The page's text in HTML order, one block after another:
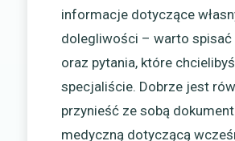
informacje dotyczące
dolegliwości – warto spisać
oraz pytania, które
specjaliście. Dobrze jest
przynieść ze sobą
medyczną dotyczącą